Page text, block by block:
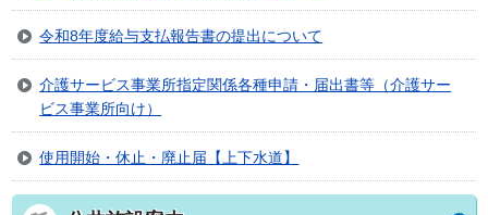
令和8年度給与支払報告書の提出について
介護サービス事業所指定関係各種申請・届出書等（介護サー
ビス事業所向け）
使用開始・休止・廃止届【上下水道】